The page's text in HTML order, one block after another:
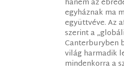
egyháznak ma
együttvéve. Az
szerint a
Canterburyben
világ harmadik
mindenkorra a